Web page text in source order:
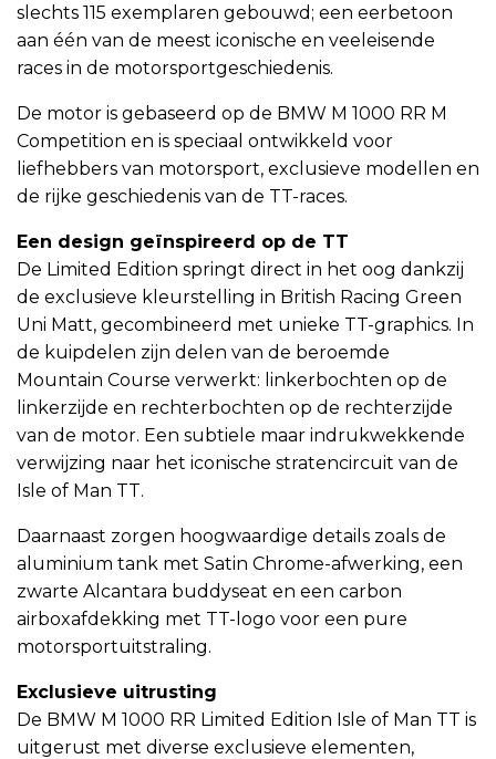
slechts 115 exemplaren gebouwd; een eerbetoon
aan één van de meest iconische en veeleisende
races in de motorsportgeschiedenis.
De motor is gebaseerd op de BMW M 1000 RR M
Competition en is speciaal ontwikkeld voor
liefhebbers van motorsport, exclusieve modellen en
de rijke geschiedenis van de TT-races.
Een design geïnspireerd op de TT
De Limited Edition springt direct in het oog dankzij
de exclusieve kleurstelling in British Racing Green
Uni Matt, gecombineerd met unieke TT-graphics. In
de kuipdelen zijn delen van de beroemde
Mountain Course verwerkt: linkerbochten op de
linkerzijde en rechterbochten op de rechterzijde
van de motor. Een subtiele maar indrukwekkende
verwijzing naar het iconische stratencircuit van de
Isle of Man TT.
Daarnaast zorgen hoogwaardige details zoals de
aluminium tank met Satin Chrome-afwerking, een
zwarte Alcantara buddyseat en een carbon
airboxafdekking met TT-logo voor een pure
motorsportuitstraling.
Exclusieve uitrusting
De BMW M 1000 RR Limited Edition Isle of Man TT is
uitgerust met diverse exclusieve elementen,